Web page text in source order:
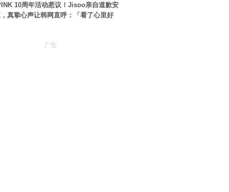
10周年活动惹议！Jisoo亲自道歉安
真挚心声让韩网直呼：「看了心里好
广告